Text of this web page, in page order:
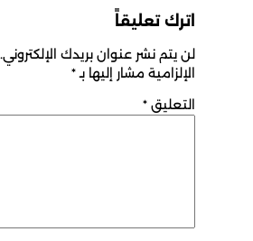
اترك تعليقاً
لن يتم نشر عنوان بريدك الإلكتروني.
الإلزامية مشار إليها بـ*
التعليق *